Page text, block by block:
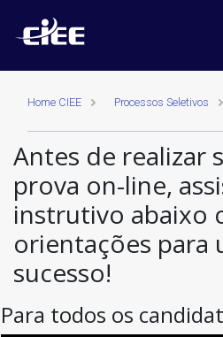
Home CIEE Processos Seletivos
Antes de realizar
prova on-line,
instrutivo abaixo
orientações para
sucesso!
Para todos os